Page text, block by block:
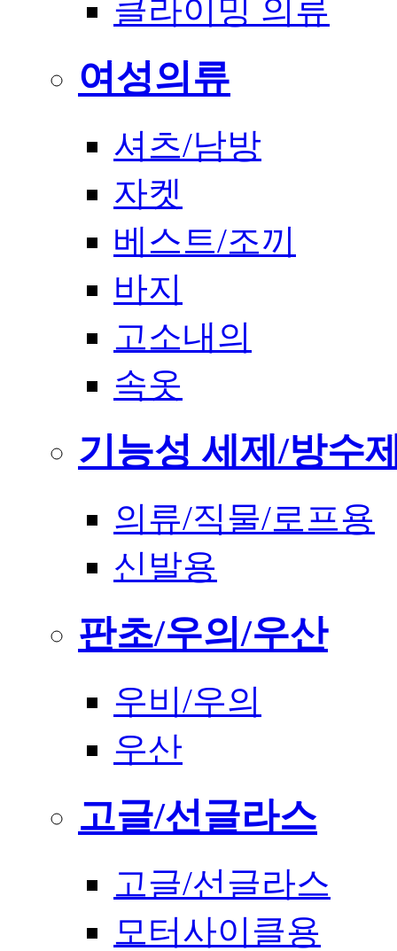
클라이밍 의류
여성의류
셔츠/남방
자켓
베스트/조끼
바지
고소내의
속옷
기능성 세제/방수
의류/직물/로프용
신발용
판초/우의/우산
우비/우의
우산
고글/선글라스
고글/선글라스
모터사이클용